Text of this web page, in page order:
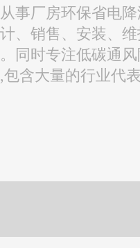
事厂房环保省电
、销售、安装、
同时专注低碳通
含大量的行业代